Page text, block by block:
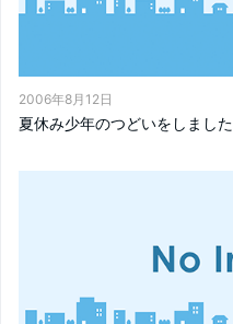
2006年8月12日
夏休み少年のつどいをし